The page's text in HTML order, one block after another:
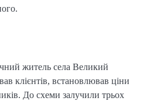
житель села Великий
клієнтів, встановлював ціни
До схеми залучили трьох